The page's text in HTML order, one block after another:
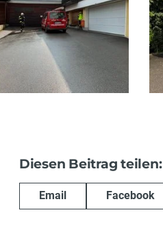
Diesen Beitrag teilen:
Email Facebook